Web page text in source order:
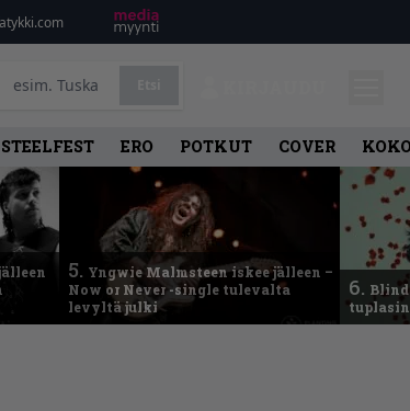
STEELFEST ERO POTKUT COVER
5. Yngwie Malmsteen iskee jälleen –
Now or Never -single tulevalta
levyltä julki
6.